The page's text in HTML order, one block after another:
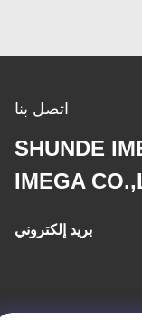
اتصل بنا
SHUNDE
IMEGA
بريد إلكتروني